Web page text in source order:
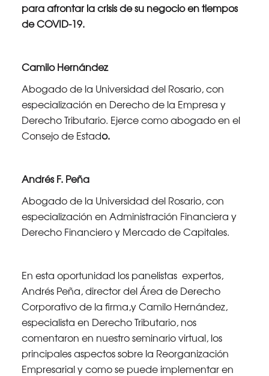
para afrontar la crisis de su negocio en tiempos
de COVID-19.
Camilo Hernández
Abogado de la Universidad del Rosario, con
especialización en Derecho de la Empresa y
Derecho Tributario. Ejerce como abogado en el
Consejo de Estado.
Andrés F. Peña
Abogado de la Universidad del Rosario, con
especialización en Administración Financiera y
Derecho Financiero y Mercado de Capitales.
En esta oportunidad los panelistas expertos,
Andrés Peña, director del Área de Derecho
Corporativo de la firma,y Camilo Hernández,
especialista en Derecho Tributario, nos
comentaron en nuestro seminario virtual, los
principales aspectos sobre la Reorganización
Empresarial y como se puede implementar en